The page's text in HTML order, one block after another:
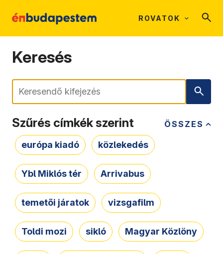
ROVATOK
Keresés
Keresés
ÖSSZES
Szűrés címkék szerint
európa kiadó közlekedés
Ybl Miklós tér Arrivabus
temetői járatok vizsgafilm
Toldi mozi sikló Magyar Közlöny